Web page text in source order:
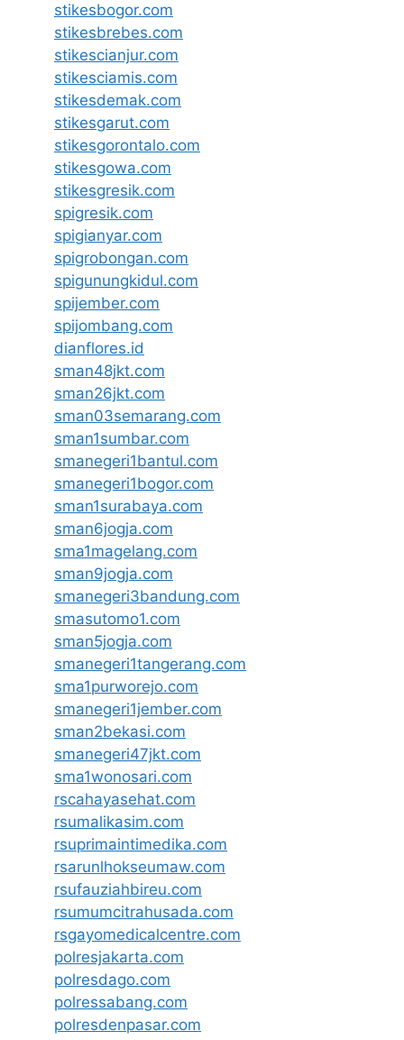
stikesbogor.com
stikesbrebes.com
stikescianjur.com
stikesciamis.com
stikesdemak.com
stikesgarut.com
stikesgorontalo.com
stikesgowa.com
stikesgresik.com
spigresik.com
spigianyar.com
spigrobongan.com
spigunungkidul.com
spijember.com
spijombang.com
dianflores.id
sman48jkt.com
sman26jkt.com
sman03semarang.com
sman1sumbar.com
smanegeri1bantul.com
smanegeri1bogor.com
sman1surabaya.com
sman6jogja.com
sma1magelang.com
sman9jogja.com
smanegeri3bandung.com
smasutomo1.com
sman5jogja.com
smanegeri1tangerang.com
sma1purworejo.com
smanegeri1jember.com
sman2bekasi.com
smanegeri47jkt.com
sma1wonosari.com
rscahayasehat.com
rsumalikasim.com
rsuprimaintimedika.com
rsarunlhokseumaw.com
rsufauziahbireu.com
rsumumcitrahusada.com
rsgayomedicalcentre.com
polresjakarta.com
polresdago.com
polressabang.com
polresdenpasar.com